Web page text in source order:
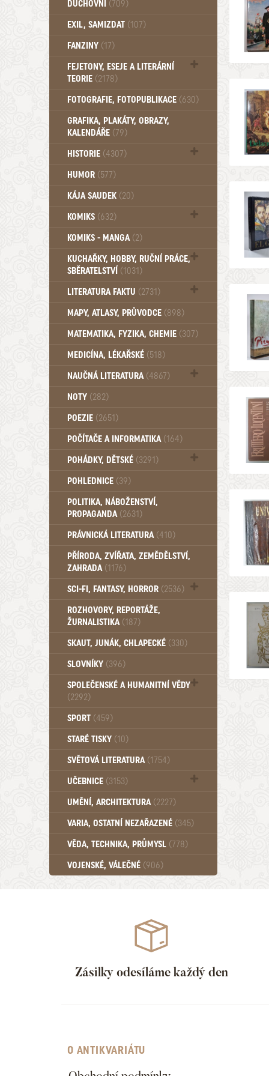
DUCHOVNÍ (709)
Okultismus (110)
EXIL, SAMIZDAT (107)
FANZINY (17)
FEJETONY, ESEJE A LITERÁRNÍ
TEORIE (2178)
Citáty, aforismy, snáře, přísloví,
FOTOGRAFIE, FOTOPUBLIKACE (630)
GRAFIKA, PLAKÁTY, OBRAZY,
KALENDÁŘE (79)
HISTORIE (4307)
Mytologie, Mýty, Báje, Pověsti (203)
HUMOR (577)
KÁJA SAUDEK (20)
KOMIKS (632)
Komiks - Čtyřlístek (234)
KOMIKS - MANGA (2)
KUCHAŘKY, HOBBY, RUČNÍ PRÁCE,
SBĚRATELSTVÍ (1031)
Dům a byt (102)
LITERATURA FAKTU (2731)
Katalogy (503)
MAPY, ATLASY, PRŮVODCE (898)
MATEMATIKA, FYZIKA, CHEMIE (307)
MEDICÍNA, LÉKAŘSKÉ (518)
NAUČNÁ LITERATURA (4867)
Zdraví a zdraví životní styl (510)
NOTY (282)
POEZIE (2651)
POČÍTAČE A INFORMATIKA (164)
POHÁDKY, DĚTSKÉ (3291)
Pro děti a mládež (2887)
Pohádky, Dětské - Od roku 1949 (257)
POHLEDNICE (39)
POLITIKA, NÁBOŽENSTVÍ,
PROPAGANDA (2631)
PRÁVNICKÁ LITERATURA (410)
PŘÍRODA, ZVÍŘATA, ZEMĚDĚLSTVÍ,
ZAHRADA (1176)
SCI-FI, FANTASY, HORROR (2536)
UFO (14)
ROZHOVORY, REPORTÁŽE,
ŽURNALISTIKA (187)
SKAUT, JUNÁK, CHLAPECKÉ (330)
SLOVNÍKY (396)
SPOLEČENSKÉ A HUMANITNÍ VĚDY
(2292)
Pedagogika (191)
Psychologie a osobní rozvoj (761)
SPORT (459)
STARÉ TISKY (10)
SVĚTOVÁ LITERATURA (1754)
UČEBNICE (3153)
Učebnice - Jazykové (1297)
Učebnice - VŠ (259)
Učebnice - ZŠ (556)
Učebnice - Ostatní (499)
UMĚNÍ, ARCHITEKTURA (2227)
VARIA, OSTATNÍ NEZAŘAZENÉ (345)
VĚDA, TECHNIKA, PRŮMYSL (778)
VOJENSKÉ, VÁLEČNÉ (906)
Zásilky odesíláme každý den
O ANTIKVARIÁTU